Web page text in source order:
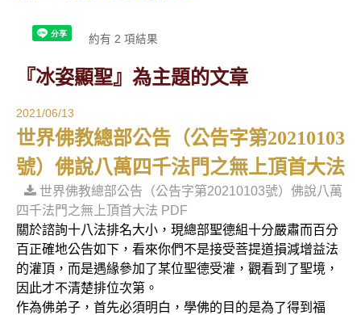
『冰姿顯聖』為主題的文章
約有 2 項結果
2021/06/13
世界佛教總部公告（公告字第20210103
號）佛說八萬四千法門之無上頂首大法
世界佛教總部公告（公告字第20210103號）佛說八萬
四千法門之無上頂首大法 PDF
關於諮詢十八法排名大小，現總部聖德組十分嚴肅而百分
百正確地公告如下，看來你們不是接受菩提道損減增益法
的灌頂，而是遇緣參加了某位聖德受灌，觀看到了聖境，
因此才不清楚排位次第。
作為佛弟子，首先必須明白，學佛的目的是為了得到福